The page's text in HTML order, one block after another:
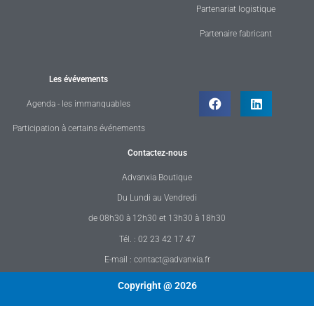
Partenariat logistique
Partenaire fabricant
Les évévements
Agenda - les immanquables
Participation à certains événements
Contactez-nous
Advanxia Boutique
Du Lundi au Vendredi
de 08h30 à 12h30 et 13h30 à 18h30
Tél. : 02 23 42 17 47
E-mail : contact@advanxia.fr
Copyright @ 2026